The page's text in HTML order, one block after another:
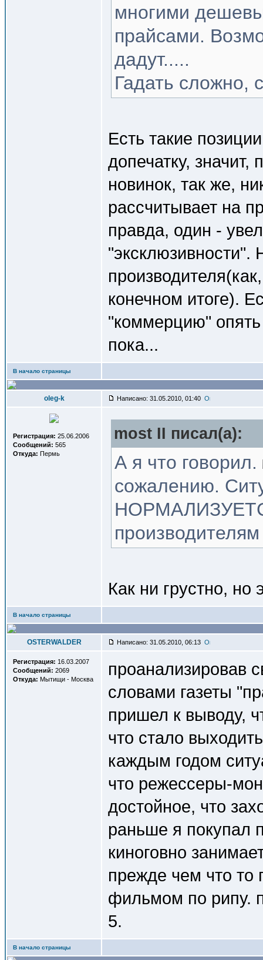
многими
прайсами.
дадут.....
Гадать сложно,
Есть такие
допечатку,
новинок, так же,
рассчитывает на
правда, один -
"эксклюзивности".
конечном итоге).
"коммерцию"
пока...
В начало страницы
oleg-k Написано: 31.05.2010, 01:40
Регистрация: 25.06.2006
Сообщений: 565
Откуда: Пермь
most II писал(a):
А я что говорил.
сожалению.
Как ни грустно, но
В начало страницы
OSTERWALDER Написано: 31.05.2010, 06:13
Регистрация: 16.03.2007
Сообщений: 2069
Откуда: Мытищи - Москва
проанализировав
словами газеты
пришел к выводу,
что стало
каждым годом
что режессеры-
достойное, что
раньше я покупал
киноговно
прежде чем что то
фильмом по рипу.
5.
В начало страницы